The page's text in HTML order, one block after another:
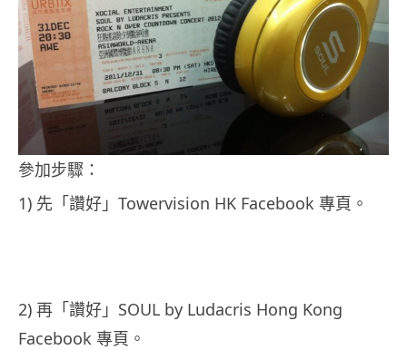
參加步驟：
1) 先「讚好」Towervision HK Facebook 專頁。
2) 再「讚好」SOUL by Ludacris Hong Kong
Facebook 專頁。